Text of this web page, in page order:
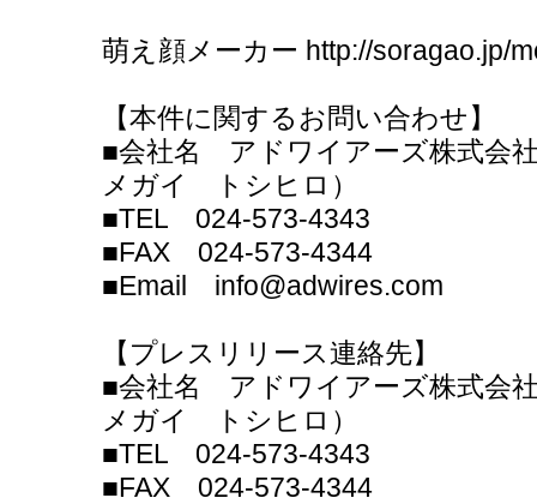
萌え顔メーカー http://soragao.jp/
【本件に関するお問い合わせ】
■会社名 アドワイアーズ株式会
メガイ トシヒロ）
■TEL 024-573-4343
■FAX 024-573-4344
■Email info@adwires.com
【プレスリリース連絡先】
■会社名 アドワイアーズ株式会
メガイ トシヒロ）
■TEL 024-573-4343
■FAX 024-573-4344